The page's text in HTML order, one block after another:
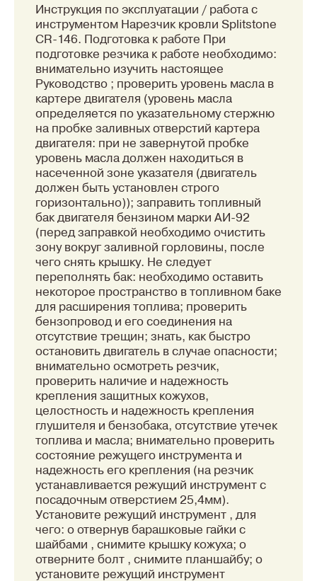
Инструкция по эксплуатации / работа с
инструментом Нарезчик кровли Splitstone
CR-146. Подготовка к работе При
подготовке резчика к работе необходимо:
внимательно изучить настоящее
Руководство ; проверить уровень масла в
картере двигателя (уровень масла
определяется по указательному стержню
на пробке заливных отверстий картера
двигателя: при не завернутой пробке
уровень масла должен находиться в
насеченной зоне указателя (двигатель
должен быть установлен строго
горизонтально)); заправить топливный
бак двигателя бензином марки АИ-92
(перед заправкой необходимо очистить
зону вокруг заливной горловины, после
чего снять крышку. Не следует
переполнять бак: необходимо оставить
некоторое пространство в топливном баке
для расширения топлива; проверить
бензопровод и его соединения на
отсутствие трещин; знать, как быстро
остановить двигатель в случае опасности;
внимательно осмотреть резчик,
проверить наличие и надежность
крепления защитных кожухов,
целостность и надежность крепления
глушителя и бензобака, отсутствие утечек
топлива и масла; внимательно проверить
состояние режущего инструмента и
надежность его крепления (на резчик
устанавливается режущий инструмент с
посадочным отверстием 25,4мм).
Установите режущий инструмент , для
чего: o отвернув барашковые гайки с
шайбами , снимите крышку кожуха; o
отверните болт , снимите планшайбу; o
установите режущий инструмент